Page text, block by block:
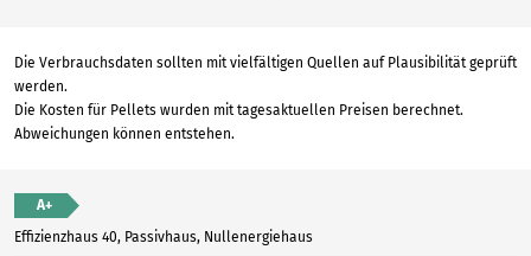
Die Verbrauchsdaten sollten mit vielfältigen Quellen auf Plausibilität geprüft
werden.
Die Kosten für Pellets wurden mit tagesaktuellen Preisen berechnet.
Abweichungen können entstehen.
A+
Effizienzhaus 40, Passivhaus, Nullenergiehaus